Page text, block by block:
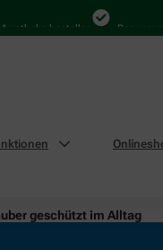
bestellen Bequem
geschützt im Alltag